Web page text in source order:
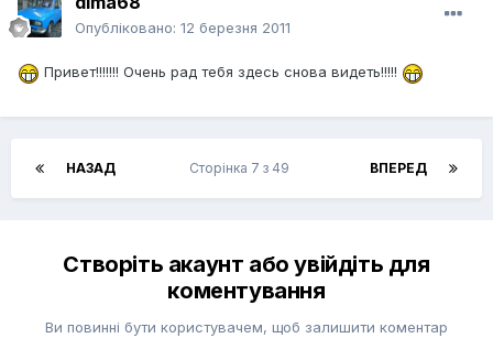
Опубліковано: 12 березня 2011
Привет!!!!!!! Очень рад тебя здесь снова видеть!!!!!
НАЗАД ВПЕРЕД
Сторінка 7 з 49
Створіть акаунт або увійдіть для
коментування
Ви повинні бути користувачем, щоб залишити коментар